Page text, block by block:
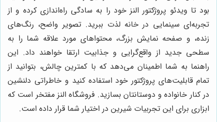
بود تا ویدئو پروژکتور النز خود را به سادگی راه‌اندازی کرده و از
تجربه‌ای سینمایی در خانه لذت ببرید. تصویر واضح، رنگ‌های
زنده، و صفحه نمایش بزرگ، محتواهای مورد علاقه شما را به
سطحی جدید از واقع‌گرایی و جذابیت ارتقا خواهند داد. این
راهنما به شما اطمینان می‌دهد که با کمترین چالش، بتوانید از
تمام قابلیت‌های پروژکتور خود استفاده کنید و خاطراتی دلنشین
در کنار خانواده و دوستانتان بسازید. فروشگاه النز مفتخر است که
ابزاری برای این تجربیات شیرین در اختیار شما قرار داده است.